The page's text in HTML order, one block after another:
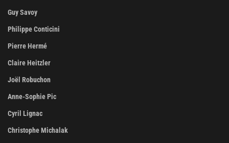
Guy Savoy
Philippe Conticini
Pierre Hermé
Claire Heitzler
Joël Robuchon
Anne-Sophie Pic
Cyril Lignac
Christophe Michalak